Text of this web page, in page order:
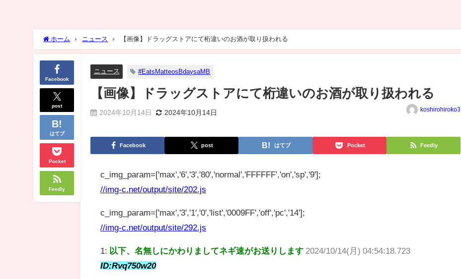
ホーム ニュース 【画像】ドラッグストアにて桁違いのお酒が取り扱われる
Facebook
post
はてブ
Pocket
Feedly
ニュース #EatsMatteosBdaysaMB
【画像】ドラッグストアにて桁違いのお酒が取り扱われる
2024年10月14日 2024年10月14日 koshirohiroko3
Facebook post はてブ Pocket Feedly
c_img_param=['max','6','3','80','normal','FFFFFF','on','sp','9'];
//img-c.net/output/site/202.js
c_img_param=['max','3','1','0','list','0009FF','off','pc','14'];
//img-c.net/output/site/292.js
1: 以下、名無しにかわりましてネギ速がお送りします 2024/10/14(月) 04:54:18.723
ID:Rvq750w20